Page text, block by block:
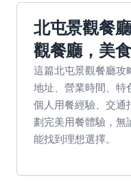
北屯景觀餐
觀餐廳，美
這篇北屯景觀餐廳攻
地址、營業時間、特
個人用餐經驗、交通
劃完美用餐體驗，無
能找到理想選擇。